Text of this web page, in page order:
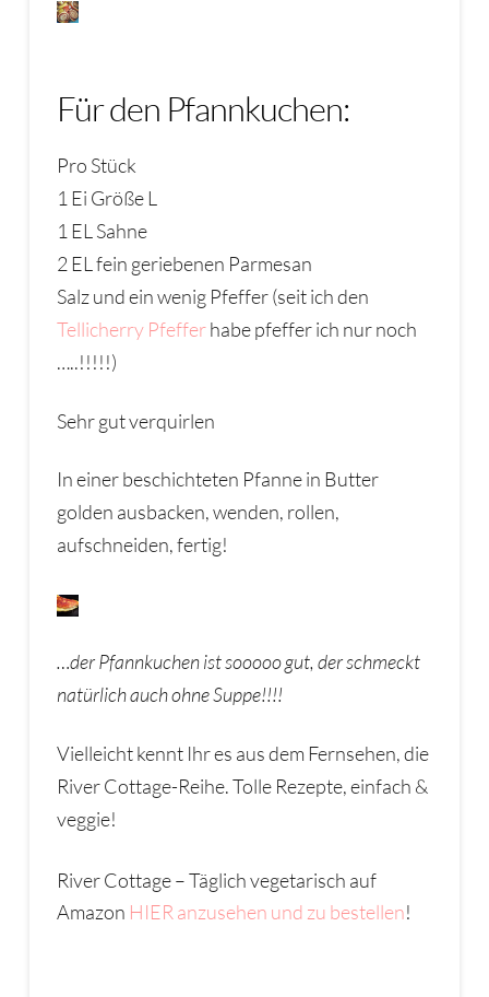
Für den Pfannkuchen:
Pro Stück
1 Ei Größe L
1 EL Sahne
2 EL fein geriebenen Parmesan
Salz und ein wenig Pfeffer (seit ich den
Tellicherry Pfefferhabe pfeffer ich nur noch
…..!!!!!)
Sehr gut verquirlen
In einer beschichteten Pfanne in Butter
golden ausbacken, wenden, rollen,
aufschneiden, fertig!
…der Pfannkuchen ist sooooo gut, der schmeckt
natürlich auch ohne Suppe!!!!
Vielleicht kennt Ihr es aus dem Fernsehen, die
River Cottage-Reihe. Tolle Rezepte, einfach &
veggie!
River Cottage – Täglich vegetarisch auf
Amazon HIER anzusehen und zu bestellen!